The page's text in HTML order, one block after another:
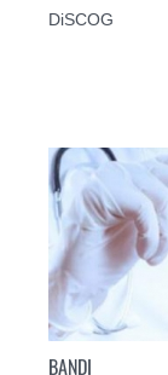
DiSCOG
BANDI